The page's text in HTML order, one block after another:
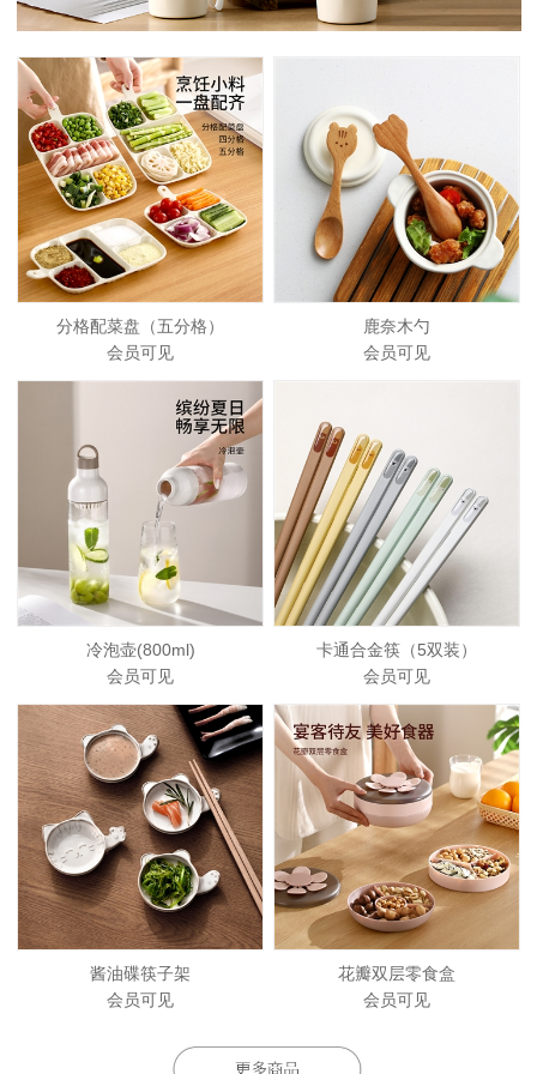
分格配菜盘（五分格）
会员可见
鹿奈木勺
会员可见
冷泡壶(800ml)
会员可见
卡通合金筷（5双装）
会员可见
酱油碟筷子架
会员可见
花瓣双层零食盒
会员可见